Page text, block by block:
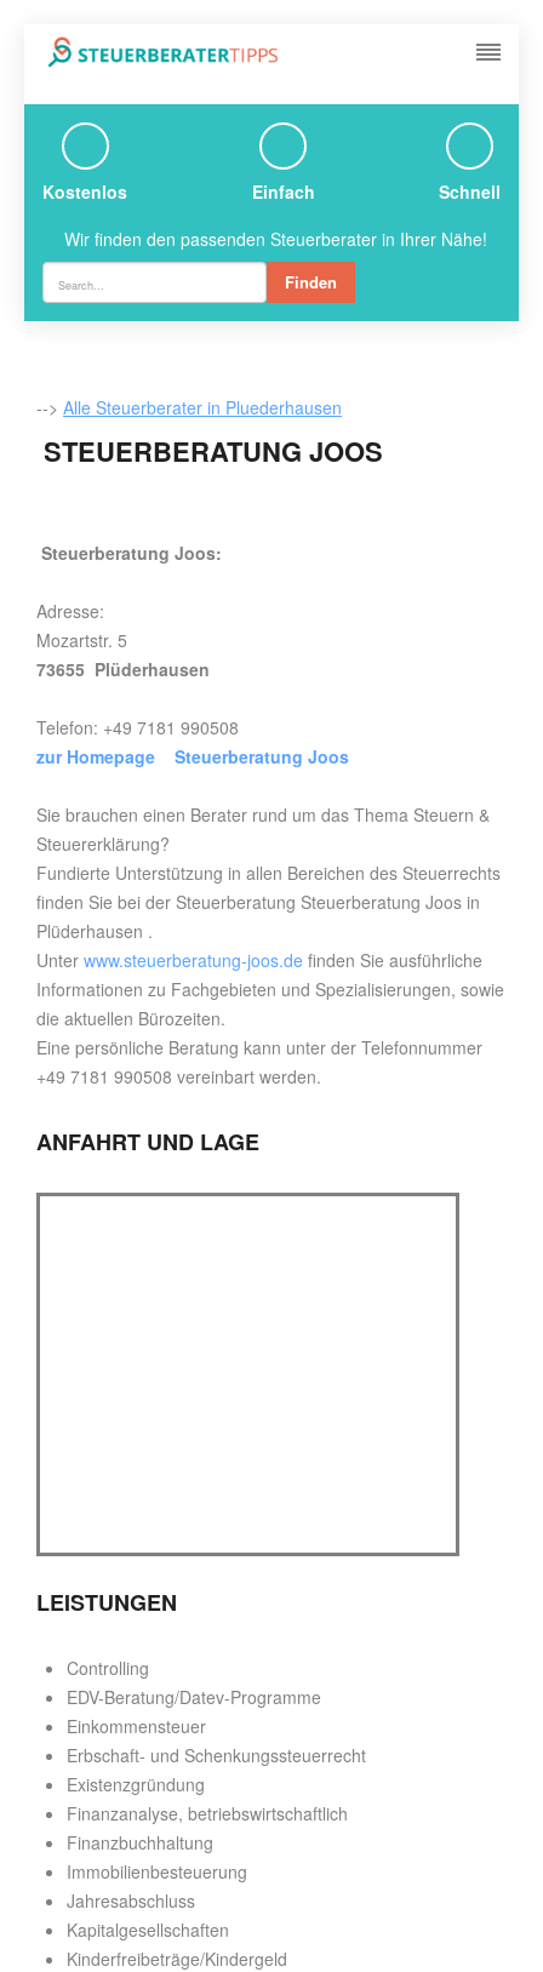
Kostenlos Einfach
Schnell
Wir finden den passenden Steuerberater in Ihrer Nähe!
Finden
--> Alle Steuerberater in Pluederhausen
STEUERBERATUNG JOOS
Steuerberatung Joos:
Adresse:
Mozartstr. 5
73655 Plüderhausen
Telefon: +49 7181 990508
zur Homepage Steuerberatung Joos
Sie brauchen einen Berater rund um das Thema Steuern &
Steuererklärung?
Fundierte Unterstützung in allen Bereichen des Steuerrechts
finden Sie bei der Steuerberatung Steuerberatung Joos in
Plüderhausen .
Unter www.steuerberatung-joos.de finden Sie ausführliche
Informationen zu Fachgebieten und Spezialisierungen, sowie
die aktuellen Bürozeiten.
Eine persönliche Beratung kann unter der Telefonnummer
+49 7181 990508 vereinbart werden.
ANFAHRT UND LAGE
LEISTUNGEN
Controlling
EDV-Beratung/Datev-Programme
Einkommensteuer
Erbschaft- und Schenkungssteuerrecht
Existenzgründung
Finanzanalyse, betriebswirtschaftlich
Finanzbuchhaltung
Immobilienbesteuerung
Jahresabschluss
Kapitalgesellschaften
Kinderfreibeträge/Kindergeld